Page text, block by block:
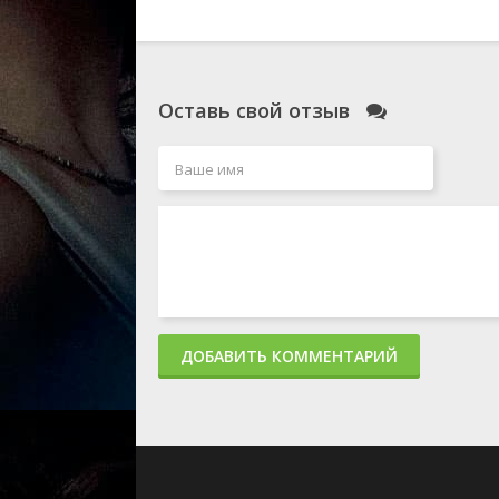
Оставь свой отзыв
ДОБАВИТЬ КОММЕНТАРИЙ